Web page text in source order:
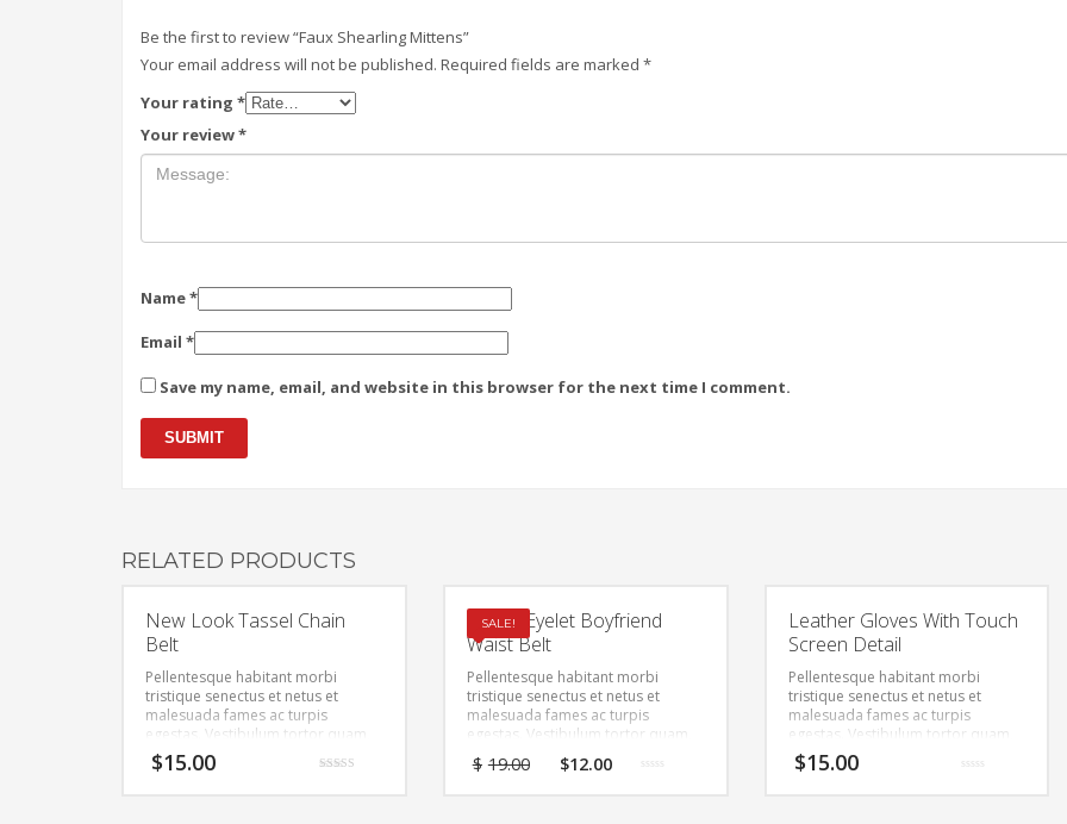
Be the first to review “Faux Shearling Mittens”
Your email address will not be published. Required fields are marked *
Your rating *
Your review*
Name*
Email *
Save my name, email, and website in this browser for the next time I comment.
RELATED PRODUCTS
New Look Tassel Chain
Belt
Pellentesque habitant morbi
tristique senectus et netus et
malesuada fames ac turpis
egestas. Vestibulum tortor quam,
feugiat vitae, ultricies eget, tempor
sit amet, ante. Donec eu libero sit
$15.00
SALE!
Suede Eyelet Boyfriend
Waist Belt
Pellentesque habitant morbi
tristique senectus et netus et
malesuada fames ac turpis
egestas. Vestibulum tortor quam,
feugiat vitae, ultricies eget, tempor
sit amet, ante. Donec eu libero sit
$ 19.00 $12.00
Leather Gloves With Touch
Screen Detail
Pellentesque habitant morbi
tristique senectus et netus et
malesuada fames ac turpis
egestas. Vestibulum tortor quam,
feugiat vitae, ultricies eget, tempor
sit amet, ante. Donec eu libero sit
$15.00